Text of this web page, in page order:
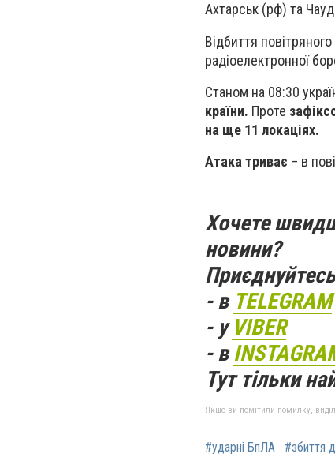
Ахтарськ (рф) та
Відбиття повітряного
радіоелектронної
Станом на 08:30
країни. Проте
на ще 11 локаціях.
Атака триває – в
Хочете
новини?
- в TELEGRAM
- у VIBER
- в
Тут тільки
Якщо ви помітили помилку,
#ударні БпЛА #збиття